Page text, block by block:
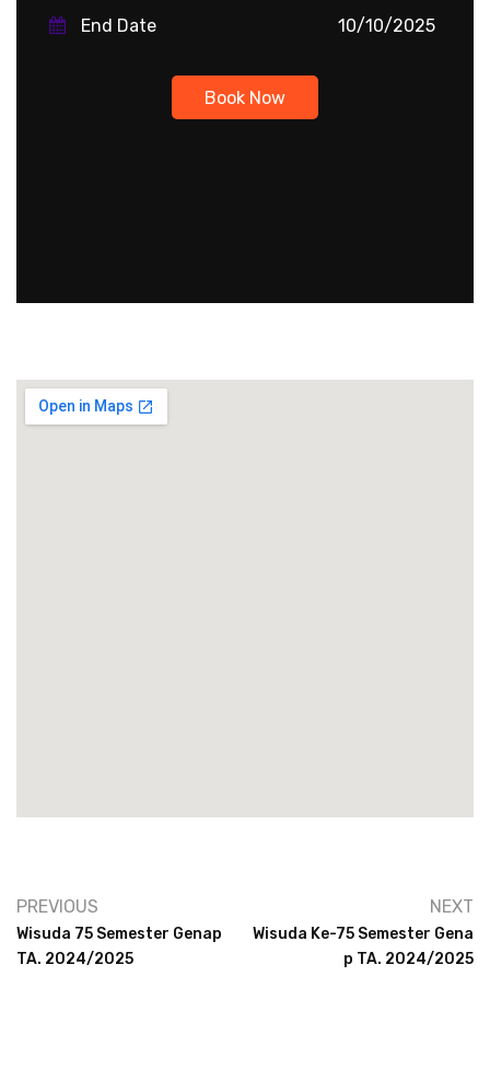
End Date 10/10/2025
Book Now
PREVIOUS
Wisuda 75 Semester Genap
TA. 2024/2025
NEXT
Wisuda Ke-75 Semester Gena
P TA. 2024/2025